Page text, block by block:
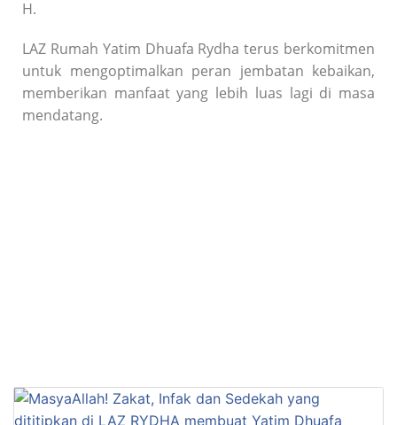
H.
LAZ Rumah Yatim Dhuafa Rydha terus berkomitmen
untuk mengoptimalkan peran jembatan kebaikan,
memberikan manfaat yang lebih luas lagi di masa
mendatang.